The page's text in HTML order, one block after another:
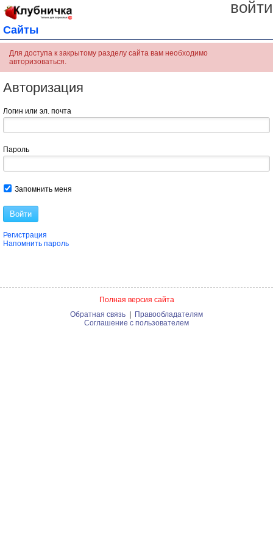
войти
Сайты
Для доступа к закрытому разделу сайта вам необходимо
авторизоваться.
Авторизация
Логин или эл. почта
Пароль
Запомнить меня
Войти
Регистрация
Напомнить пароль
Полная версия сайта
Обратная связь | Правообладателям
Соглашение с пользователем